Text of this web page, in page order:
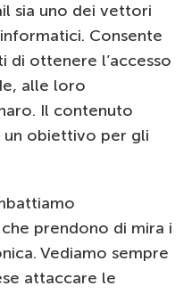
sia uno dei vettori
Consente
di ottenere l’accesso
alle loro
Il contenuto
un obiettivo per gli
prendono di mira i
Vediamo sempre
attaccare le